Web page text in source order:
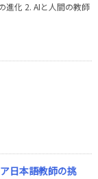
進化 2. AIと人間の教師
日本語教師の挑